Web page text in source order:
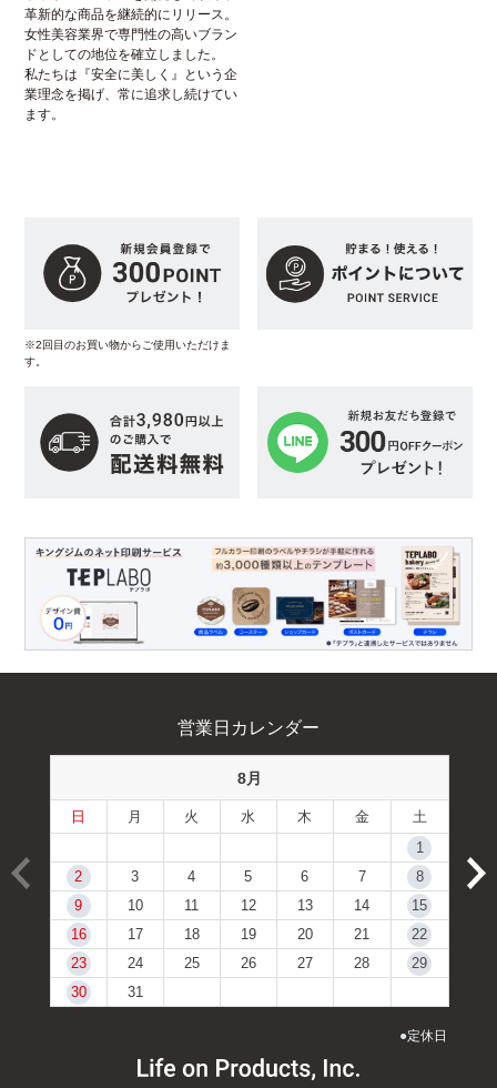
革新的な商品を継続的にリリース。
女性美容業界で専門性の高いブラン
ドとしての地位を確立しました。
私たちは『安全に美しく』という企
業理念を掲げ、常に追求し続けてい
ます。
※2回目のお買い物からご使用いただけま
す。
営業日カレンダー
8月
日 月 火 水 木 金
土
1
2
3 4 5 6 7
8
9
10 11 12 13 14
15
16
17 18 19 20 21
22
23
24 25 26 27 28
29
30
31
●定休日